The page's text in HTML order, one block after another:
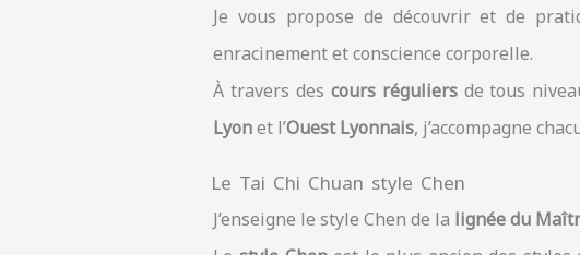
Je vous propose de découvrir et de
enracinement et conscience corporelle.
À travers des cours réguliersde tous
Lyonet l’Ouest Lyonnais, j’accompagne
Le Tai Chi Chuan style Chen
J’enseigne le style Chen de la lignée du